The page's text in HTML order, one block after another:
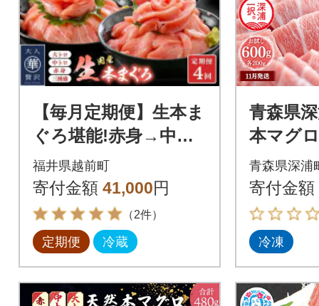
【毎月定期便】生本ま
ぐろ堪能!赤身→中ト
ロ→大トロ→3種まと
めてお届け!全4回
福井県越前町
寄付金額 41,000円
（2件）
定期便 冷蔵
青森県
本マグ
600g 各
青森県深浦
寄付金額
冷凍